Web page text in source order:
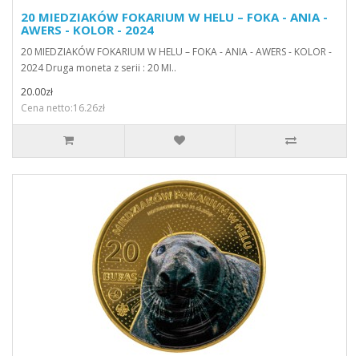
20 MIEDZIAKÓW FOKARIUM W HELU – FOKA - ANIA -
AWERS - KOLOR - 2024
20 MIEDZIAKÓW FOKARIUM W HELU – FOKA - ANIA - AWERS - KOLOR -
2024 Druga moneta z serii : 20 MI..
20.00zł
Cena netto:16.26zł